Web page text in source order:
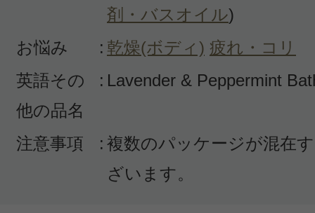
自然な良い香りです。ラベンダーと
の組み合わせが好きなのでバスタイ
ります。ミントなので、冬の今は指
っていますが、夏なら定量ですっき
心地を楽しめそうです。
剤・バスオイル)
お悩み
: 乾燥(ボディ) 疲れ・コリ
英語その
他の品名
: Lavender & Peppermint
注意事項 : 複数のパッケージが混在
ざいます。